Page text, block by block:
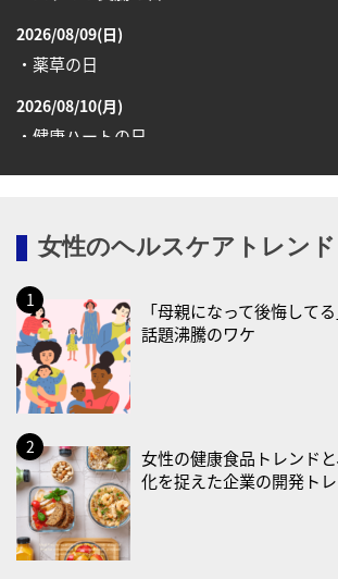
2026/08/09(日)
・薬草の日
2026/08/10(月)
・健康ハートの日
・育児の日
2026/08/13(木)
・一汁三菜の日
2026/08/17(月)
・減塩の日
・防犯の日
2026/08/19(水)
・世界人道デー
・食育の日
女性のヘルスケアトレンド
「母親になって後悔して
話題沸騰のワケ
女性の健康食品トレンド
化を捉えた企業の開発ト